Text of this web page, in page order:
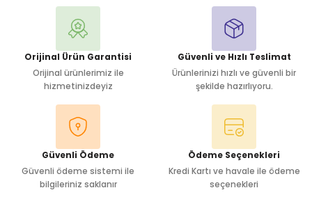
Orijinal Ürün Garantisi
Orijinal ürünlerimiz ile
hizmetinizdeyiz
Güvenli ve Hızlı Teslimat
Ürünlerinizi hızlı ve güvenli bir
şekilde hazırlıyoru.
Güvenli Ödeme
Güvenli ödeme sistemi ile
bilgileriniz saklanır
Ödeme Seçenekleri
Kredi Kartı ve havale ile ödeme
seçenekleri